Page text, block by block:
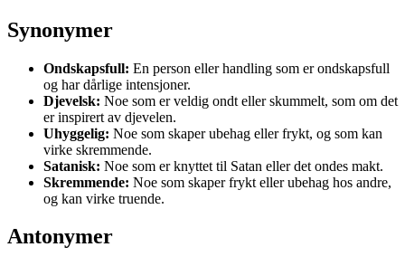
Synonymer
Ondskapsfull: En person eller handling som er ondskapsfull
og har dårlige intensjoner.
Djevelsk: Noe som er veldig ondt eller skummelt, som om det
er inspirert av djevelen.
Uhyggelig: Noe som skaper ubehag eller frykt, og som kan
virke skremmende.
Satanisk: Noe som er knyttet til Satan eller det ondes makt.
Skremmende: Noe som skaper frykt eller ubehag hos andre,
og kan virke truende.
Antonymer